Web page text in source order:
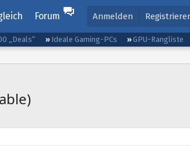
Forum Anmelden
„Deals“ Ideale Gaming-PCs GPU-Rangliste